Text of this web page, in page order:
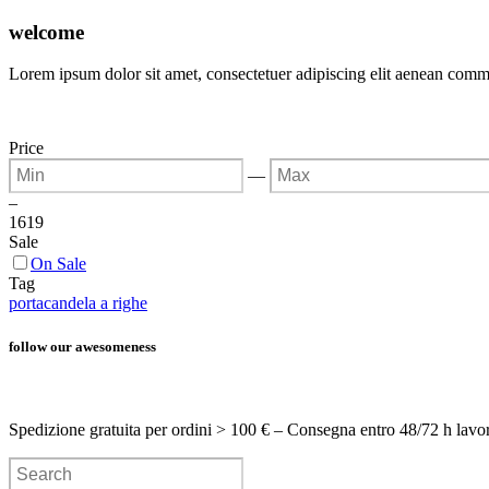
welcome
Lorem ipsum dolor sit amet, consectetuer adipiscing elit aenean
Price
—
–
1619
Sale
On Sale
Tag
portacandela a righe
follow our awesomeness
Spedizione gratuita per ordini > 100 € – Consegna entro 48/72 h